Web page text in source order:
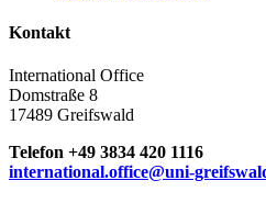
Kontakt
International Office
Domstraße 8
17489 Greifswald
Telefon +49 3834 420 1116
international.office@uni-